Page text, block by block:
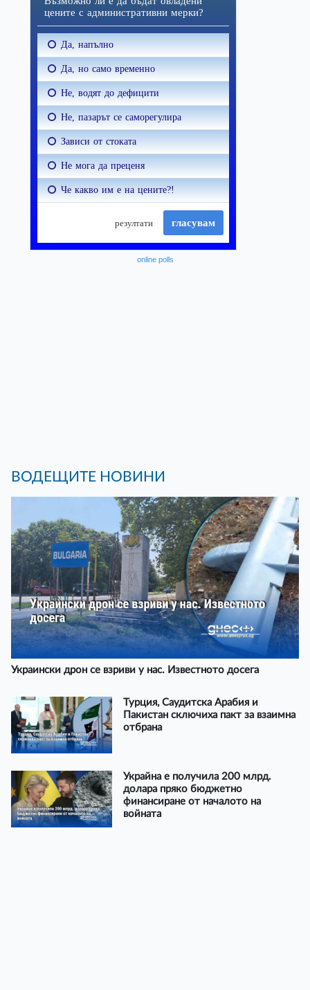
online polls
ВОДЕЩИТЕ НОВИНИ
Украински дрон се взриви у нас. Известното досега
Турция, Саудитска Арабия и
Пакистан сключиха пакт за взаимна
отбрана
Украйна е получила 200 млрд.
долара пряко бюджетно
финансиране от началото на
войната